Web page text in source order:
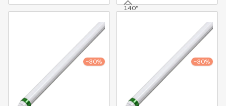
140°
-30% -30%